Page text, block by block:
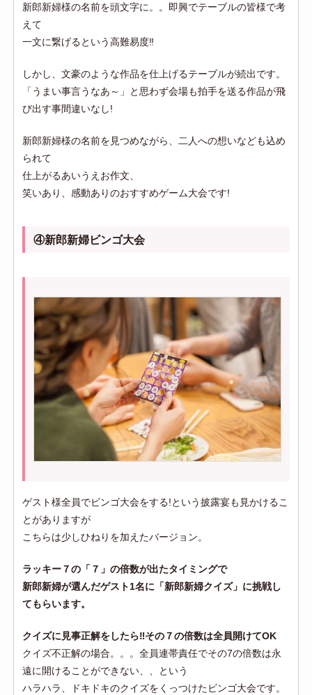
新郎新婦様の名前を頭文字に。。即興でテーブルの皆様で考
えて
一文に繋げるという高難易度‼
しかし、文豪のような作品を仕上げるテーブルが続出です。
「うまい事言うなあ～」と思わず会場も拍手を送る作品が飛
び出す事間違いなし!
新郎新婦様の名前を見つめながら、二人への想いなども込め
られて
仕上がるあいうえお作文、
笑いあり、感動ありのおすすめゲーム大会です!
④新郎新婦ビンゴ大会
ゲスト様全員でビンゴ大会をする!という披露宴も見かけるこ
とがありますが
こちらは少しひねりを加えたバージョン。
ラッキー７の「７」の倍数が出たタイミングで
新郎新婦が選んだゲスト1名に「新郎新婦クイズ」に挑戦し
てもらいます。
クイズに見事正解をしたら‼その７の倍数は全員開けてOK
クイズ不正解の場合。。。全員連帯責任でその7の倍数は永
遠に開けることができない、、という
ハラハラ、ドキドキのクイズをくっつけたビンゴ大会です。